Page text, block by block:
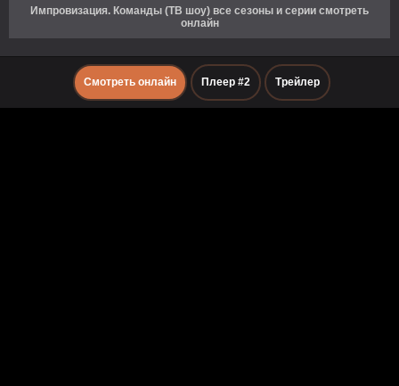
Импровизация. Команды (ТВ шоу) все сезоны и серии смотреть
онлайн
Смотреть онлайн Плеер #2 Трейлер